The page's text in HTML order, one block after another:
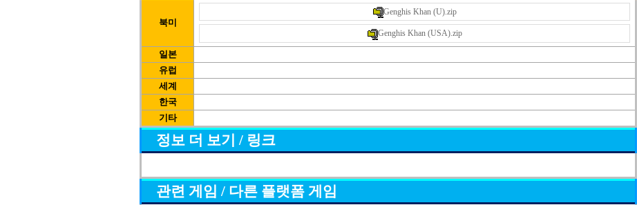
북미
Genghis Khan (U).zip
Genghis Khan (USA).zip
일본
유럽
세계
한국
기타
정보 더 보기 / 링크
관련 게임 / 다른 플랫폼 게임